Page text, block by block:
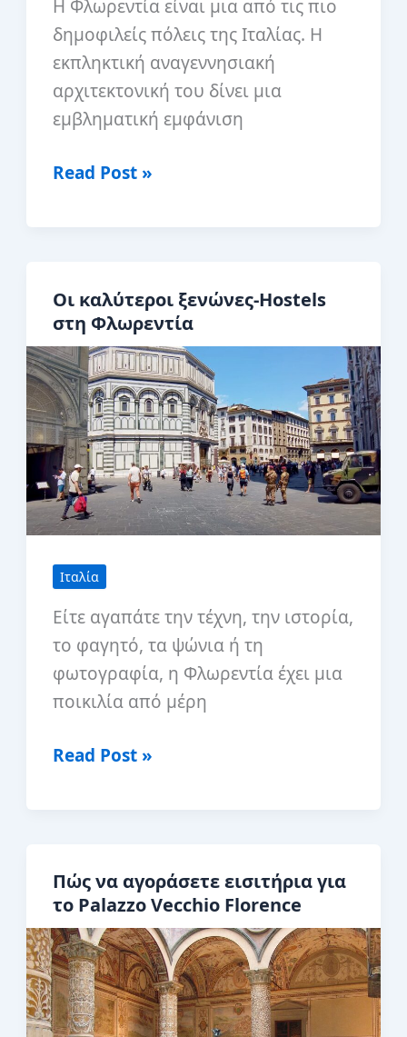
Η Φλωρεντία είναι μια από τις πιο
δημοφιλείς πόλεις της Ιταλίας. Η
εκπληκτική αναγεννησιακή
αρχιτεκτονική του δίνει μια
εμβληματική εμφάνιση
Οι
πόδια
στη
Φλωρεντία
Read Post »
Οι καλύτεροι ξενώνες-Hostels
στη Φλωρεντία
Ιταλία
Είτε αγαπάτε την τέχνη, την ιστορία,
το φαγητό, τα ψώνια ή τη
φωτογραφία, η Φλωρεντία έχει μια
ποικιλία από μέρη
Οι
Φλωρεντία
Read Post »
Πώς να αγοράσετε εισιτήρια για
το Palazzo Vecchio Florence